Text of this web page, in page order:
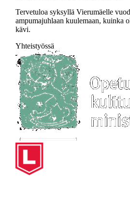
Tervetuloa syksyllä Vierumäelle
ampumajuhlaan kuulemaan, kuinka
kävi.
Yhteistyössä